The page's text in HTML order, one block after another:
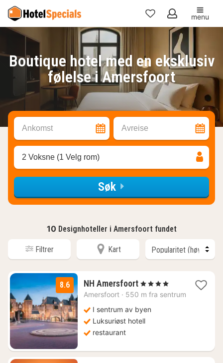
Mine
favoritter
menu
Boutique hotel med en eksklusiv
følelse i Amersfoort
Ankomst Avreise
2 Voksne (1 Velg rom)
Søk
10 Designhoteller i Amersfoort fundet
Filtrer Kart
8.6 NH Amersfoort2
netter
1600
kr.
, 4 Stjerner
Amersfoort · 550 m fra sentrum
I sentrum av byen
Luksuriøst hotell
restaurant